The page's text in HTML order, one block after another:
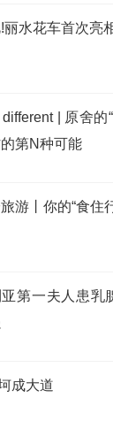
丽水花车首次亮
different | 原舍的
第N种可能
游丨你的“食住
第一夫人患乳
成大道